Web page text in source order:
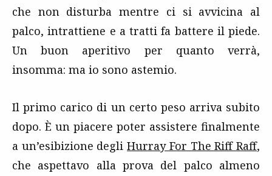
che non disturba mentre ci si avvicina al
palco, intrattiene e a tratti fa battere il piede.
Un buon aperitivo per quanto verrà,
insomma: ma io sono astemio.
Il primo carico di un certo peso arriva subito
dopo. È un piacere poter assistere finalmente
a un’esibizione degliHurray For The Riff Raff,
che aspettavo alla prova del palco almeno